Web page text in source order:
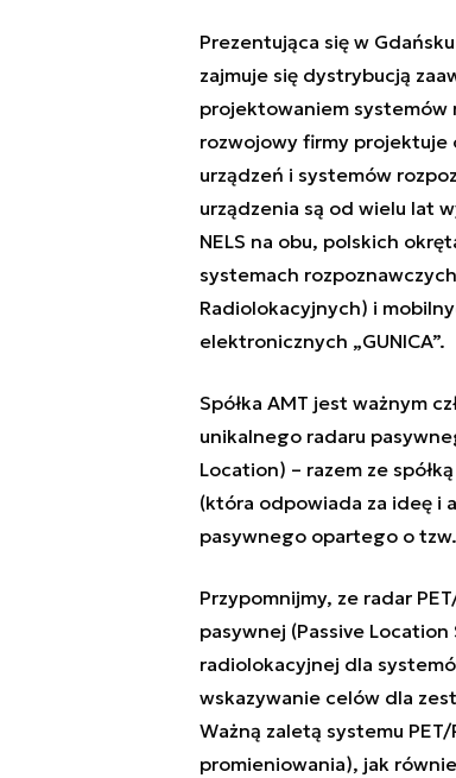
Prezentująca się w
zajmuje się dystrybucją
projektowaniem systemów
rozwojowy firmy projektuje
urządzeń i systemów
urządzenia są od wielu lat
NELS na obu, polskich
systemach
Radiolokacyjnych) i
elektronicznych „GUNICA”.
Spółka AMT jest ważnym
unikalnego radaru
Location) – razem ze
(która odpowiada za ideę i
pasywnego opartego o
Przypomnijmy, ze radar
pasywnej (Passive
radiolokacyjnej dla
wskazywanie celów dla
Ważną zaletą systemu
promieniowania), jak